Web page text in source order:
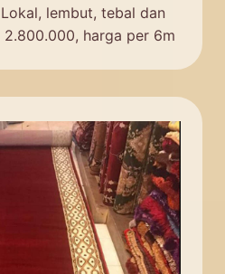
lembut, tebal dan
2.800.000, harga per 6m